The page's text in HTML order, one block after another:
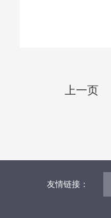
上一页
友情链接：